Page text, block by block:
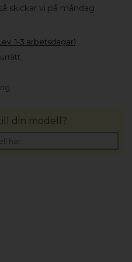
skickar vi på måndag
1-3 arbetsdagar)
till din modell?